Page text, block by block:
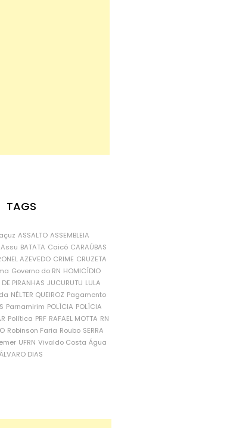
TAGS
ASSALTO ASSEMBLEIA
Assu BATATA Caicó CARAÚBAS
AZEVEDO CRIME CRUZETA
Governo do RN HOMICÍDIO
PIRANHAS JUCURUTU LULA
NÉLTER QUEIROZ Pagamento
Parnamirim POLÍCIA POLÍCIA
Política PRF RAFAEL MOTTA RN
Robinson Faria Roubo SERRA
UFRN Vivaldo Costa Água
ÁLVARO DIAS